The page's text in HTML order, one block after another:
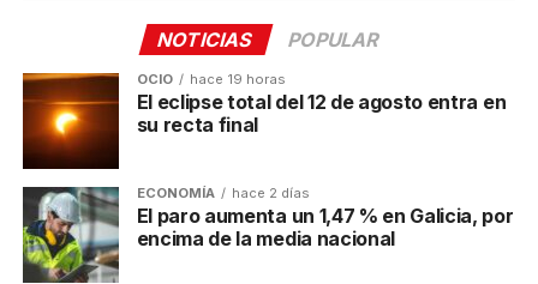
telefónico y el fraude mediante inteligencia artificial.
La coruñesaTarlogic, por su parte, presentará su
modelo de Managed Extended Detection and
Response (MxDR), basado en la búsqueda activa de
amenazas y la protección digital integral.
A su vez,Situmexpondrá los avances de GAIA, su
solución para la gestión inteligente de información
geoespacial en interiores. La lucense
NOTICIAS POPULAR
OCIO hace 19 horas
El eclipse total del 12 de agosto entra en
su recta final
ECONOMÍA hace 2 días
El paro aumenta un 1,47 % en Galicia, por
encima de la media nacional